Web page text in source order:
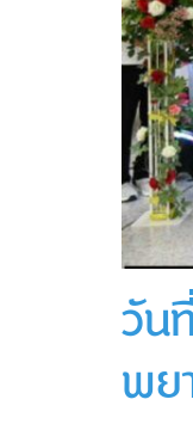
วัน
พย